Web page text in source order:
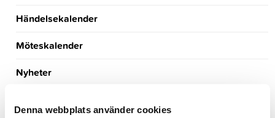
Denna webbplats använder cookies
Händelsekalender
Möteskalender
Nyheter